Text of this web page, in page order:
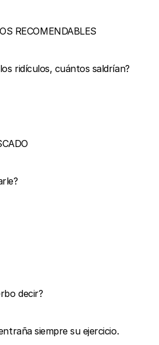
RECOMENDABLES
ridículos, cuántos saldrían?
decir?
siempre su ejercicio.